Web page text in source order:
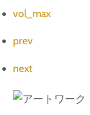
vol_max
prev
next